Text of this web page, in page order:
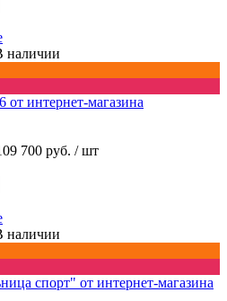
наличии
700 руб. / шт
наличии